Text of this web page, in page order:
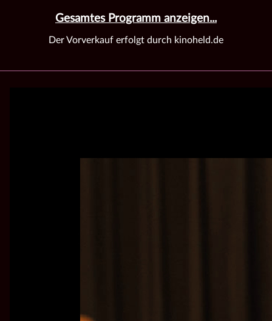
Gesamtes Programm anzeigen...
Der Vorverkauf erfolgt durch kinoheld.de